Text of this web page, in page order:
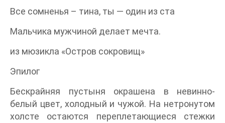
Все сомненья – тина, ты — один из ста
Мальчика мужчиной делает мечта.
из мюзикла «Остров сокровищ»
Эпилог
Бескрайняя пустыня окрашена в невинно-
белый цвет, холодный и чужой. На нетронутом
холсте остаются переплетающиеся стежки